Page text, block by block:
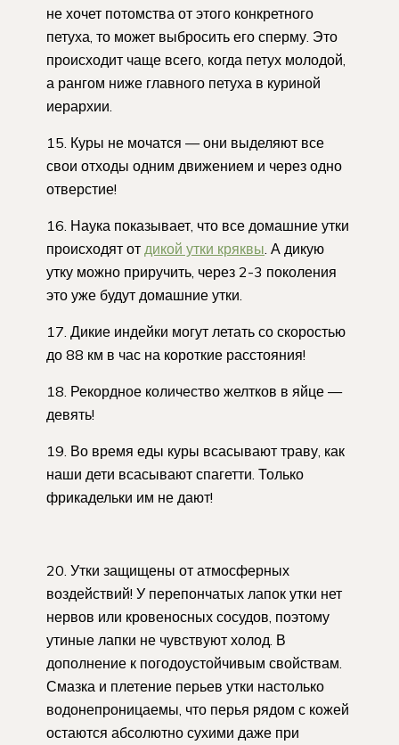
не хочет потомства от этого конкретного
петуха, то может выбросить его сперму. Это
происходит чаще всего, когда петух молодой,
а рангом ниже главного петуха в куриной
иерархии.
15. Куры не мочатся — они выделяют все
свои отходы одним движением и через одно
отверстие!
16. Наука показывает, что все домашние утки
происходят от дикой утки кряквы . А дикую
утку можно приручить, через 2-3 поколения
это уже будут домашние утки.
17. Дикие индейки могут летать со скоростью
до 88 км в час на короткие расстояния!
18. Рекордное количество желтков в яйце —
девять!
19. Во время еды куры всасывают траву, как
наши дети всасывают спагетти. Только
фрикадельки им не дают!
20. Утки защищены от атмосферных
воздействий! У перепончатых лапок утки нет
нервов или кровеносных сосудов, поэтому
утиные лапки не чувствуют холод. В
дополнение к погодоустойчивым свойствам.
Смазка и плетение перьев утки настолько
водонепроницаемы, что перья рядом с кожей
остаются абсолютно сухими даже при